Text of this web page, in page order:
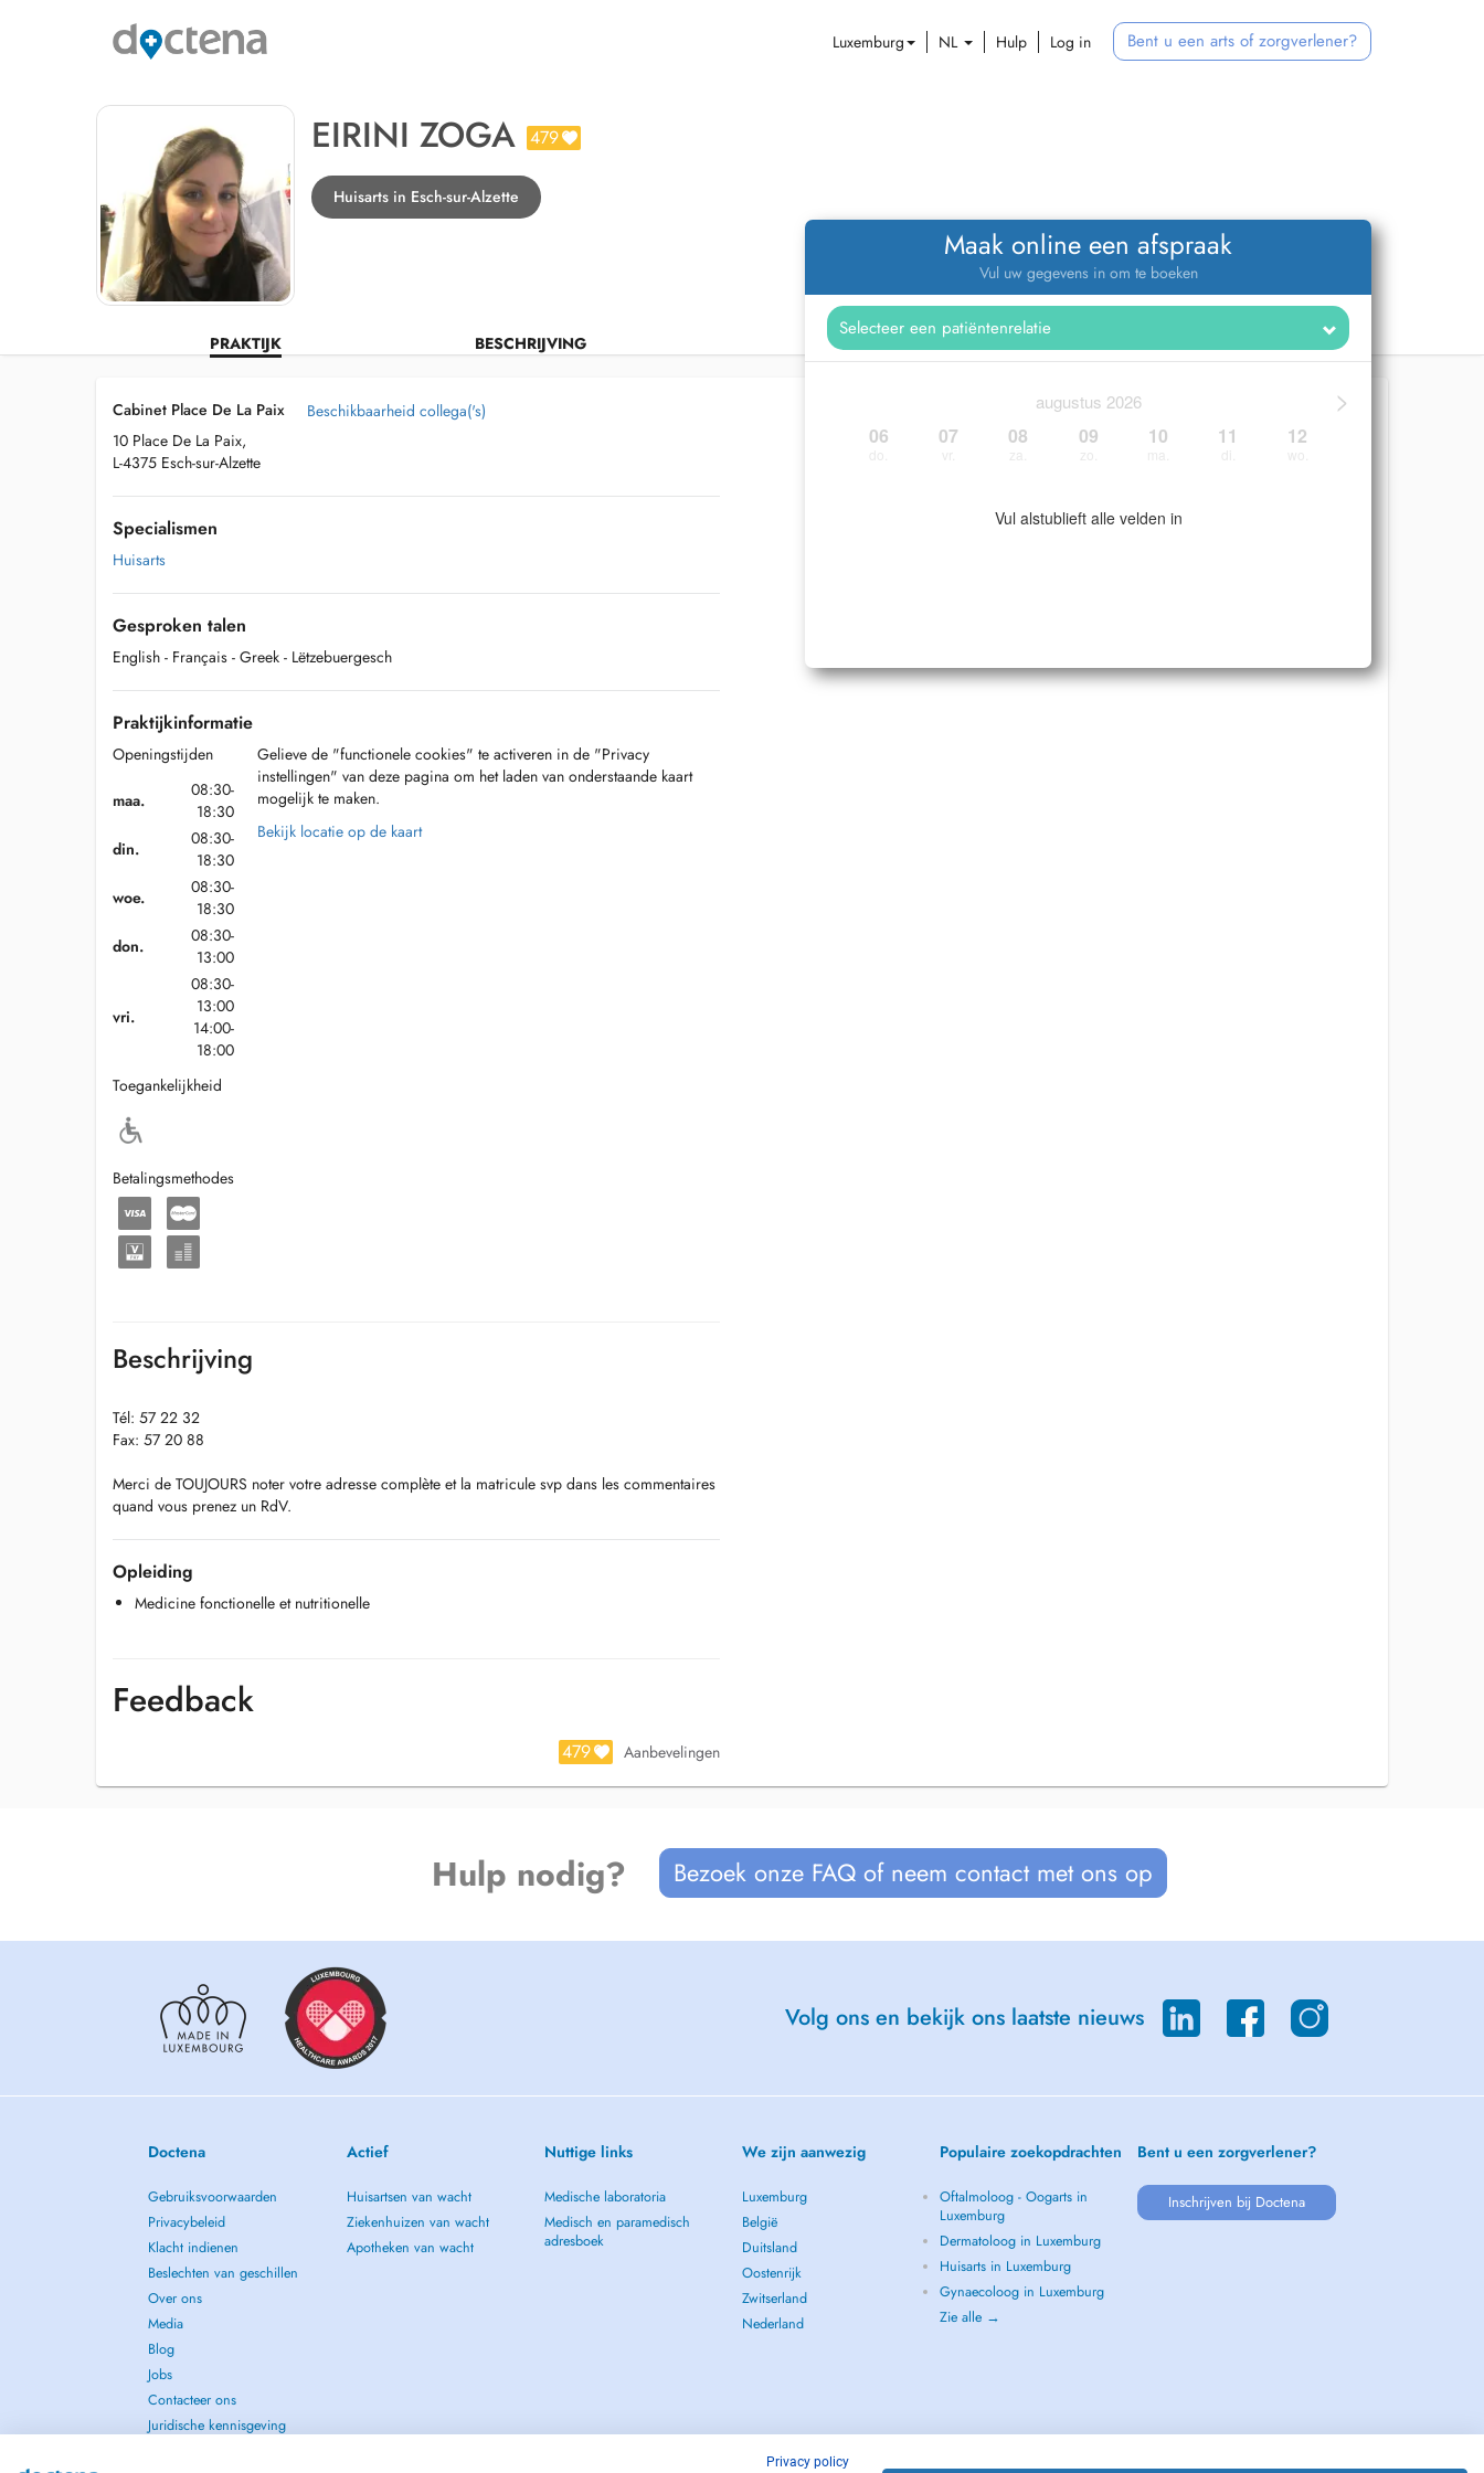
Luxemburg NL Hulp Log in Bent u een arts of zorgverlener?
EIRINI ZOGA 479
Huisarts in Esch-sur-Alzette
PRAKTIJK BESCHRIJVING
Maak online een afspraak
Vul uw gegevens in om te boeken
>
augustus 2026
06 07 08 09 10 11 12
Vul alstublieft alle velden in
Cabinet Place De La Paix
10 Place De La Paix,
L-4375 Esch-sur-Alzette
Beschikbaarheid collega('s)
Specialismen
Huisarts
Gesproken talen
English - Français - Greek - Lëtzebuergesch
Praktijkinformatie
Openingstijden
maa.
08:30-
18:30
din.
08:30-
18:30
woe.
08:30-
18:30
don.
08:30-
13:00
vri.
08:30-
13:00
14:00-
18:00
Toegankelijkheid
Betalingsmethodes
Gelieve de "functionele cookies" te activeren in de "Privacy
instellingen" van deze pagina om het laden van onderstaande kaart
mogelijk te maken.
Bekijk locatie op de kaart
Beschrijving
Tél: 57 22 32
Fax: 57 20 88
Merci de TOUJOURS noter votre adresse complète et la matricule svp dans les commentaires
quand vous prenez un RdV.
Opleiding
Medicine fonctionelle et nutritionelle
Feedback
479 Aanbevelingen
Hulp nodig? Bezoek onze FAQ of neem contact met ons op
Volg ons en bekijk ons laatste nieuws
Doctena
Gebruiksvoorwaarden
Privacybeleid
Klacht indienen
Beslechten van geschillen
Over ons
Media
Blog
Jobs
Contacteer ons
Juridische kennisgeving
Actief
Huisartsen van wacht
Ziekenhuizen van wacht
Apotheken van wacht
Nuttige links
Medische laboratoria
Medisch en paramedisch
adresboek
We zijn aanwezig
Luxemburg
België
Duitsland
Oostenrijk
Zwitserland
Nederland
Populaire zoekopdrachten
Oftalmoloog - Oogarts in
Luxemburg
Dermatoloog in Luxemburg
Huisarts in Luxemburg
Gynaecoloog in Luxemburg
Zie alle →
Bent u een zorgverlener?
Inschrijven bij Doctena
Privacy policy